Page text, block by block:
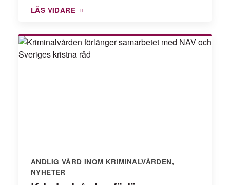
LÄS VIDARE
ANDLIG VÅRD INOM KRIMINALVÅRDEN,
NYHETER